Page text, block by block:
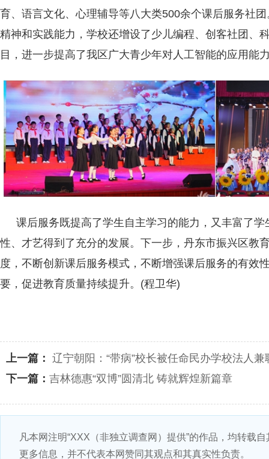
育、语言文化、心理辅导等八大类500余个课后服务社
精神和实践能力，学校还增设了少儿编程、创客社团、
目，进一步提高了我区广大青少年对人工智能的应用能
课后服务既提高了学生自主学习的能力，又丰富了
性、才艺得到了充分的发展。下一步，丹东市振兴区教
度，不断创新课后服务模式，不断增强课后服务的有效
要，促进教育质量持续提升。(程卫华)
上一篇： 辽宁朝阳：“带病”校长被任命民办学校法人
下一篇： 吉林德惠“双博”圆清北 铸就辉煌新篇章
凡本网注明“XXX（非独立调查网）提供”的作品，均转载
更多信息，并不代表本网赞同其观点和其真实性负责。